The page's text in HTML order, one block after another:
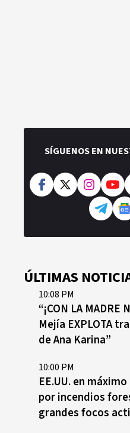
SÍGUENOS EN
ÚLTIMAS
10:08 PM
“¡CON LA MADRE
Mejía EXPLOTA
de Ana Karina”
10:00 PM
EE.UU. en
por incendios
grandes focos